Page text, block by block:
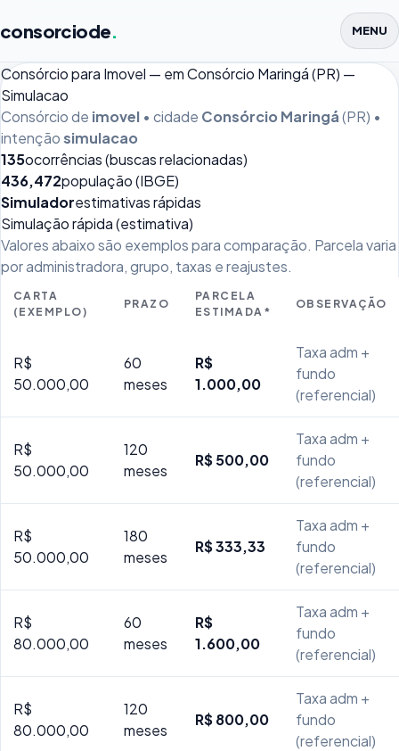
consorciode. MENU
Consórcio para Imovel — em Consórcio Maringá (PR) —
Simulacao
Consórcio de imovel • cidade Consórcio Maringá(PR) •
intençãosimulacao
135ocorrências (buscas relacionadas)
436,472população (IBGE)
Simuladorestimativas rápidas
Simulação rápida (estimativa)
Valores abaixo são exemplos para comparação. Parcela varia
por administradora, grupo, taxas e reajustes.
CARTA
(EXEMPLO)
PRAZO
PARCELA
ESTIMADA*
OBSERVAÇÃO
R$
50.000,00
60
meses
R$
1.000,00
Taxa adm +
fundo
(referencial)
R$
50.000,00
120
meses
R$ 500,00
Taxa adm +
fundo
(referencial)
R$
50.000,00
180
meses
R$ 333,33
Taxa adm +
fundo
(referencial)
R$
80.000,00
60
meses
R$
1.600,00
Taxa adm +
fundo
(referencial)
R$
80.000,00
120
meses
R$ 800,00
Taxa adm +
fundo
(referencial)